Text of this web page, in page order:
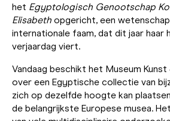
het Egyptologisch Genootschap
Elisabeth opgericht, een
internationale faam, dat dit jaar haar
verjaardag viert.
Vandaag beschikt het Museum Kunst
over een Egyptische collectie van
zich op dezelfde hoogte kan
de belangrijkste Europese musea.